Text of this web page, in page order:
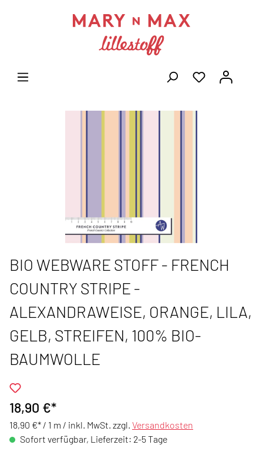
BIO WEBWARE STOFF - FRENCH
COUNTRY STRIPE -
ALEXANDRAWEISE, ORANGE, LILA,
GELB, STREIFEN, 100% BIO-
BAUMWOLLE
18,90 €*
18,90 €* / 1 m / inkl. MwSt. zzgl. Versandkosten
Sofort verfügbar, Lieferzeit: 2-5 Tage